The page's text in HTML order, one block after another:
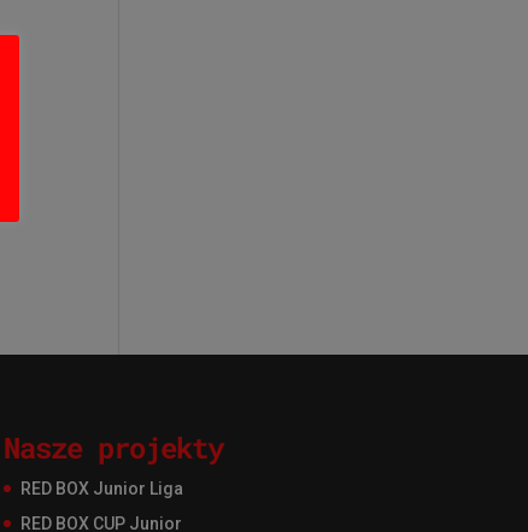
Nasze projekty
RED BOX Junior Liga
RED BOX CUP Junior